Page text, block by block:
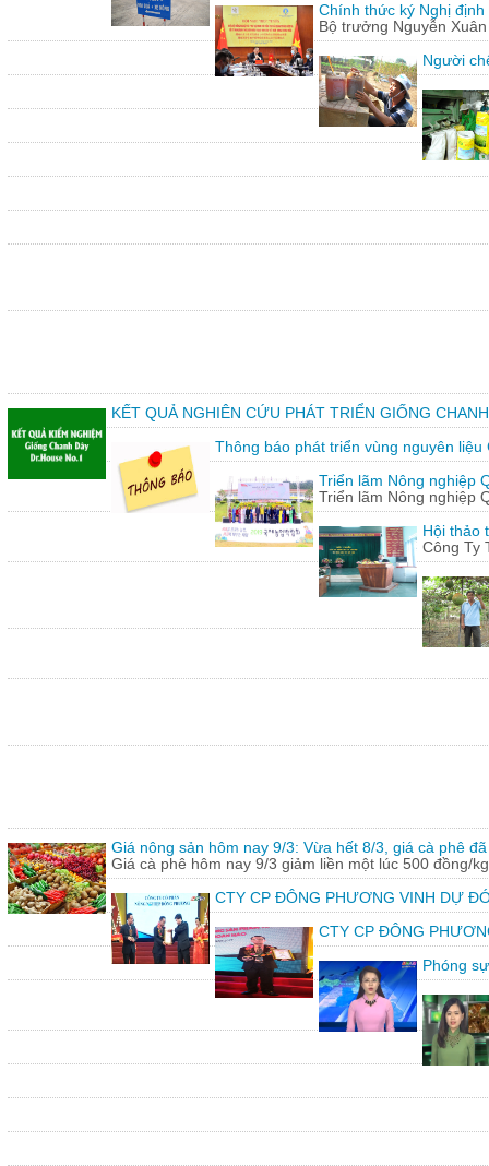
Chính thức ký Nghị
Bộ trưởng Nguyễn
Người
KẾT QUẢ NGHIÊN CỨU PHÁT TRIỂN GIỐNG
Thông báo phát triển vùng nguyên liệu
Triển lãm Nông nghiệp
Triển lãm Nông nghiệp
Hội thảo
Công Ty
Giá nông sản hôm nay 9/3: Vừa hết 8/3, giá cà phê
Giá cà phê hôm nay 9/3 giảm liền một lúc 500 đồng/
CTY CP ĐÔNG PHƯƠNG VINH DỰ
CTY CP ĐÔNG
Phóng